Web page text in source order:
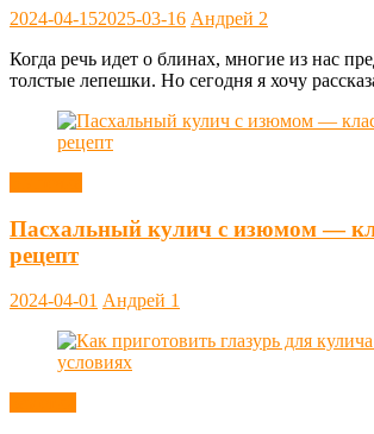
2024-04-152025-03-16 Андрей 2
Когда речь идет о блинах, многие из нас
толстые лепешки. Но сегодня я хочу
Пасхальный кулич с изюмом —
рецепт
2024-04-01 Андрей 1